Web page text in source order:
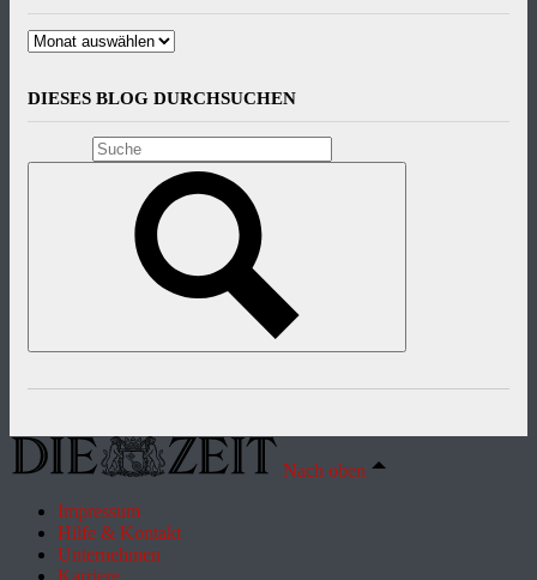
Archiv
DIESES BLOG DURCHSUCHEN
Nach oben
Impressum
Hilfe & Kontakt
Unternehmen
Karriere